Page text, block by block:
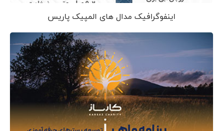
اینفوگرافیک مدال های المپیک پاریس